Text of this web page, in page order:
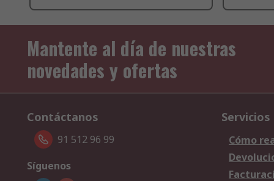
Mantente al día de nuestras
novedades y ofertas
Contáctanos
91 512 96 99
Síguenos
Servicios
Cómo